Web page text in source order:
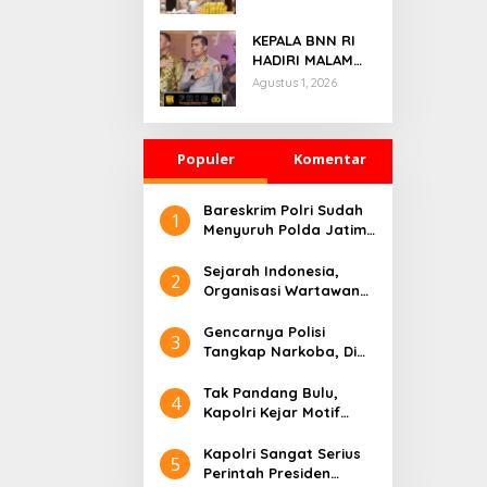
Puluhan Insan
Media
KEPALA BNN RI
HADIRI MALAM
PENGANUGERAHAN
Agustus 1, 2026
Populer Komentar
1
Bareskrim Polri Sudah
Menyuruh Polda Jatim,
Tersangka Ekstasi Di
Bebaskan
2
Sejarah Indonesia,
Organisasi Wartawan
PW FRN
3
Gencarnya Polisi
Tangkap Narkoba, Di
Beda?
4
Tak Pandang Bulu,
Kapolri Kejar Motif
Reskrim, Apa Kata
Kapolda Sumbar
5
Kapolri Sangat Serius
Perintah Presiden